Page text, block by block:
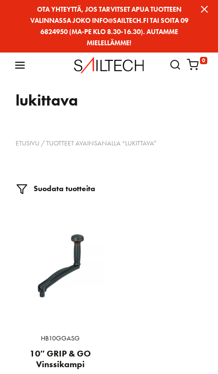
OTA YHTEYTTÄ, JOS TARVITSET APUA TUOTTEEN
VALINNASSA JOKO INFO@SAILTECH.FI TAI SOITA 09
6824950 (MA-PE KLO 8.30-16.30). AUTAMME
MIELELLÄMME!
0
lukittava
ETUSIVU / TUOTTEET AVAINSANALLA “LUKITTAVA”
Suodata tuotteita
HB10GGASG
10″ GRIP & GO
Vinssikampi